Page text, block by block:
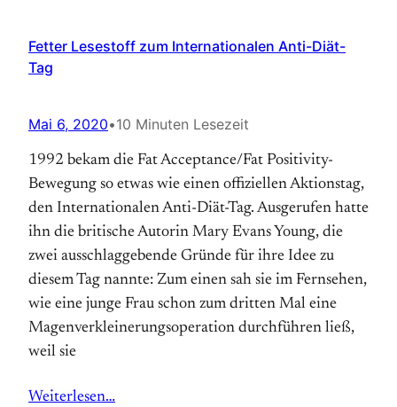
Fetter Lesestoff zum Internationalen Anti-Diät-
Tag
Mai 6, 2020•10 Minuten Lesezeit
1992 bekam die Fat Acceptance/Fat Positivity-
Bewegung so etwas wie einen offiziellen Aktions­tag,
den Internationalen Anti-Diät-Tag. Aus­gerufen hatte
ihn die britische Autorin Mary Evans Young, die
zwei ausschlaggebende Gründe für ihre Idee zu
diesem Tag nannte: Zum einen sah sie im Fernsehen,
wie eine junge Frau schon zum dritten Mal eine
Magen­verkleinerungs­operation durchführen ließ,
weil sie
Weiterlesen…